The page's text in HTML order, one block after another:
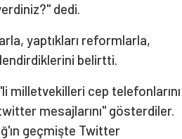
dedi.
yaptıkları reformlarla,
belirtti.
milletvekilleri cep telefonlarını
mesajlarını" gösterdiler.
geçmişte Twitter